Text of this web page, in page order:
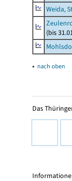
Weida,
(bis
▴ nach oben
Das